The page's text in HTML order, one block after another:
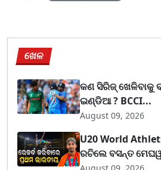
ଖେଳ
କଣ ସିରିଜ୍ ଖେଳିବାକୁ
ଇଣ୍ଡିଆ ? BCCI...
August 09, 2026
U20 World
ରଚିଲେ ବସନ୍ତ
August 09, 2026